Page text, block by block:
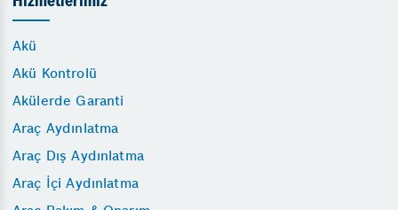
Akü
Akü Kontrolü
Akülerde Garanti
Araç Aydınlatma
Araç Dış Aydınlatma
Araç İçi Aydınlatma